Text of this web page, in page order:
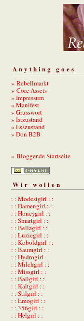
Anything goes
» Rebellmarkt
» Core Assets
» Impressum
» Manifest
» Grusswort
» Istzustand
» Esszustand
» Don B2B
» Blogger.de Startseite
Wir wollen
: : Modestgirl : :
: : Damengirl : :
: : Honeygirl : :
: : Smartgirl : :
: : Bellagirl : :
: : Luziegirl : :
: : Koboldgirl : :
: : Baumgirl : :
: : Hydrogirl
: : Milchgirl : :
: : Missgirl : :
: : Ballgirl : :
: : Kaltgirl : :
: : Stilgirl : :
: : Emogirl : :
: : 356girl : :
: : Helgirl : :